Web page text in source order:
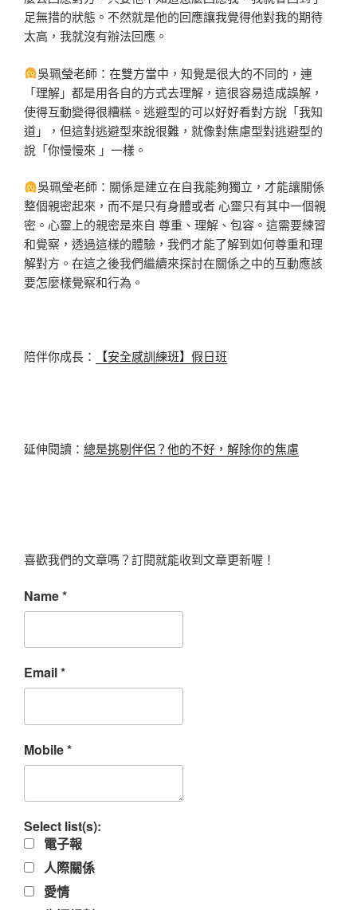
足無措的狀態。不然就是他的回應讓我覺得他對我的期待
太高，我就沒有辦法回應。
吳珮瑩老師：在雙方當中，知覺是很大的不同的，連
「理解」都是用各自的方式去理解，這很容易造成誤解，
使得互動變得很糟糕。逃避型的可以好好看對方說「我知
道」，但這對逃避型來說很難，就像對焦慮型對逃避型的
說「你慢慢來 」一樣。
吳珮瑩老師：關係是建立在自我能夠獨立，才能讓關係
整個親密起來，而不是只有身體或者 心靈只有其中一個親
密。心靈上的親密是來自 尊重、理解、包容。這需要練習
和覺察，透過這樣的體驗，我們才能了解到如何尊重和理
解對方。在這之後我們繼續來探討在關係之中的互動應該
要怎麼樣覺察和行為。
陪伴你成長： 【安全感訓練班】假日班
延伸閱讀： 總是挑剔伴侶？他的不好，解除你的焦慮
喜歡我們的文章嗎？訂閱就能收到文章更新喔！
Name*
Email*
Mobile*
Select list(s):
電子報
人際關係
愛情